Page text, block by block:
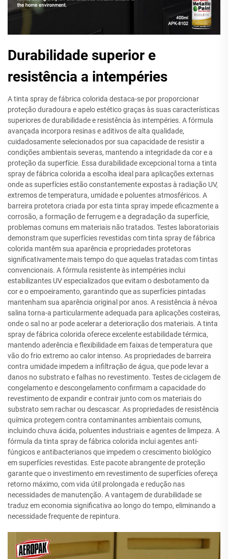
Durabilidade superior e
resistência a intempéries
A tinta spray de fábrica colorida destaca-se por proporcionar
proteção duradoura e apelo estético graças às suas características
superiores de durabilidade e resistência às intempéries. A fórmula
avançada incorpora resinas e aditivos de alta qualidade,
cuidadosamente selecionados por sua capacidade de resistir a
condições ambientais severas, mantendo a integridade da cor e a
proteção da superfície. Essa durabilidade excepcional torna a tinta
spray de fábrica colorida a escolha ideal para aplicações externas
onde as superfícies estão constantemente expostas à radiação UV,
extremos de temperatura, umidade e poluentes atmosféricos. A
barreira protetora criada por esta tinta spray impede eficazmente a
corrosão, a formação de ferrugem e a degradação da superfície,
problemas comuns em materiais não tratados. Testes laboratoriais
demonstram que superfícies revestidas com tinta spray de fábrica
colorida mantêm sua aparência e propriedades protetoras
significativamente mais tempo do que aquelas tratadas com tintas
convencionais. A fórmula resistente às intempéries inclui
estabilizantes UV especializados que evitam o desbotamento da
cor e o empoeiramento, garantindo que as superfícies pintadas
mantenham sua aparência original por anos. A resistência à névoa
salina torna-a particularmente adequada para aplicações costeiras,
onde o sal no ar pode acelerar a deterioração dos materiais. A tinta
spray de fábrica colorida oferece excelente estabilidade térmica,
mantendo aderência e flexibilidade em faixas de temperatura que
vão do frio extremo ao calor intenso. As propriedades de barreira
contra umidade impedem a infiltração de água, que pode levar a
danos no substrato e falhas no revestimento. Testes de ciclagem de
congelamento e descongelamento confirmam a capacidade do
revestimento de expandir e contrair junto com os materiais do
substrato sem rachar ou descascar. As propriedades de resistência
química protegem contra contaminantes ambientais comuns,
incluindo chuva ácida, poluentes industriais e agentes de limpeza. A
fórmula da tinta spray de fábrica colorida inclui agentes anti-
fúngicos e antibacterianos que impedem o crescimento biológico
em superfícies revestidas. Este pacote abrangente de proteção
garante que o investimento em revestimento de superfícies ofereça
retorno máximo, com vida útil prolongada e redução nas
necessidades de manutenção. A vantagem de durabilidade se
traduz em economia significativa ao longo do tempo, eliminando a
necessidade frequente de repintura.